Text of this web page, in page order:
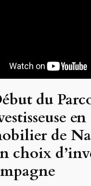
du
en
de
choix